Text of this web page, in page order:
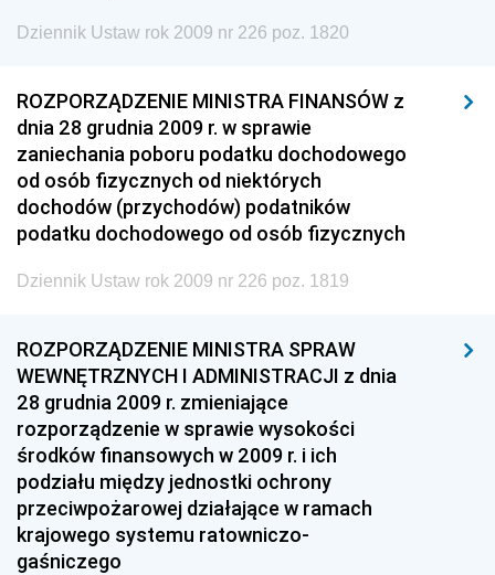
Dziennik Ustaw rok 2009 nr 226 poz. 1820
ROZPORZĄDZENIE MINISTRA FINANSÓW z
dnia 28 grudnia 2009 r. w sprawie
zaniechania poboru podatku dochodowego
od osób fizycznych od niektórych
dochodów (przychodów) podatników
podatku dochodowego od osób fizycznych
Dziennik Ustaw rok 2009 nr 226 poz. 1819
ROZPORZĄDZENIE MINISTRA SPRAW
WEWNĘTRZNYCH I ADMINISTRACJI z dnia
28 grudnia 2009 r. zmieniające
rozporządzenie w sprawie wysokości
środków finansowych w 2009 r. i ich
podziału między jednostki ochrony
przeciwpożarowej działające w ramach
krajowego systemu ratowniczo-
gaśniczego